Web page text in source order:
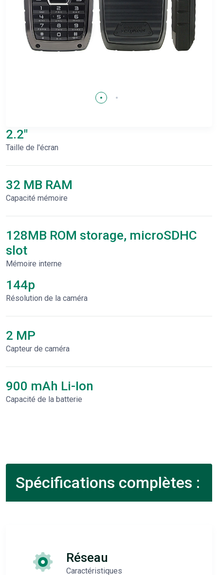
2.2"
Taille de l'écran
32 MB RAM
Capacité mémoire
128MB ROM storage, microSDHC
slot
Mémoire interne
144p
Résolution de la caméra
2 MP
Capteur de caméra
900 mAh Li-Ion
Capacité de la batterie
Spécifications complètes :
Réseau
Caractéristiques